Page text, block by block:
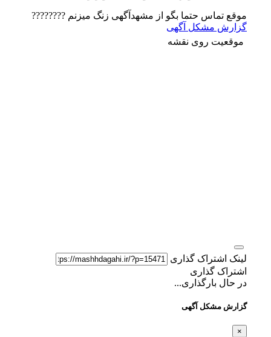
موقع تماس حتما بگو از مشهدآگهی زنگ میزنم ????????
گزارش مشکل آگهی
موقعیت روی نقشه
لینک اشتراک گذاری
اشتراک گذاری
در حال بارگذاری...
گزارش مشکل آگهی
×